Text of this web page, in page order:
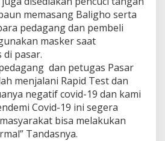
memasang Baligho serta
pedagang dan pembeli
masker saat
pasar.
dan petugas Pasar
menjalani Rapid Test dan
negatif covid-19 dan kami
Covid-19 ini segera
bisa melakukan
Tandasnya.